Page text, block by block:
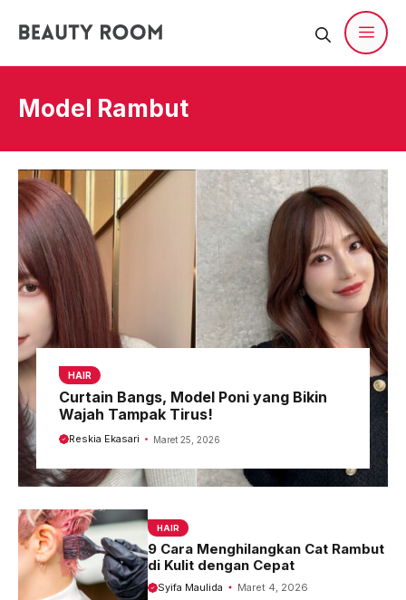
Model Rambut
HAIR
Curtain Bangs, Model Poni yang Bikin
Wajah Tampak Tirus!
Reskia Ekasari Maret 25, 2026
HAIR
9 Cara Menghilangkan Cat Rambut
di Kulit dengan Cepat
Syifa Maulida Maret 4, 2026